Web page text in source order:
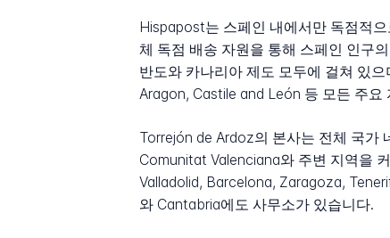
Hispapost는 스페인 내에서만 독점적
체 독점 배송 자원을 통해 스페인 인구
반도와 카나리아 제도 모두에 걸쳐 있
Aragon, Castile and León 등 모든 주
Torrejón de Ardoz의 본사는 전체 국가
Comunitat Valenciana와 주변 지역을
Valladolid, Barcelona, Zaragoza,
와 Cantabria에도 사무소가 있습니다.